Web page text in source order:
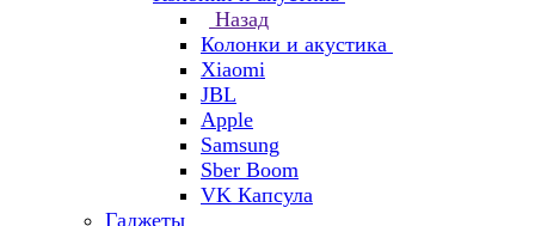
Назад
Колонки и акустика
Xiaomi
JBL
Apple
Samsung
Sber Boom
VK Капсула
Гаджеты